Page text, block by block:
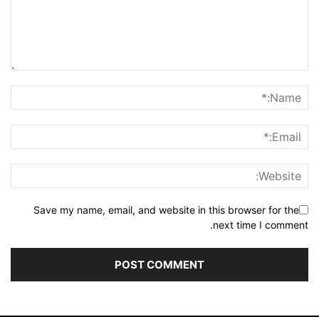
Save my name, email, and website in this browser for the
next time I comment.